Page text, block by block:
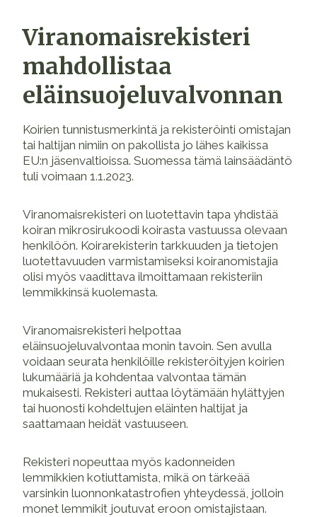
Viranomaisrekisteri
mahdollistaa
eläinsuojeluvalvonnan
Koirien tunnistusmerkintä ja rekisteröinti omistajan
tai haltijan nimiin on pakollista jo lähes kaikissa
EU:n jäsenvaltioissa. Suomessa tämä lainsäädäntö
tuli voimaan 1.1.2023.
Viranomaisrekisteri on luotettavin tapa yhdistää
koiran mikrosirukoodi koirasta vastuussa olevaan
henkilöön. Koirarekisterin tarkkuuden ja tietojen
luotettavuuden varmistamiseksi koiranomistajia
olisi myös vaadittava ilmoittamaan rekisteriin
lemmikkinsä kuolemasta.
Viranomaisrekisteri helpottaa
eläinsuojeluvalvontaa monin tavoin. Sen avulla
voidaan seurata henkilöille rekisteröityjen koirien
lukumääriä ja kohdentaa valvontaa tämän
mukaisesti. Rekisteri auttaa löytämään hylättyjen
tai huonosti kohdeltujen eläinten haltijat ja
saattamaan heidät vastuuseen.
Rekisteri nopeuttaa myös kadonneiden
lemmikkien kotiuttamista, mikä on tärkeää
varsinkin luonnonkatastrofien yhteydessä, jolloin
monet lemmikit joutuvat eroon omistajistaan.